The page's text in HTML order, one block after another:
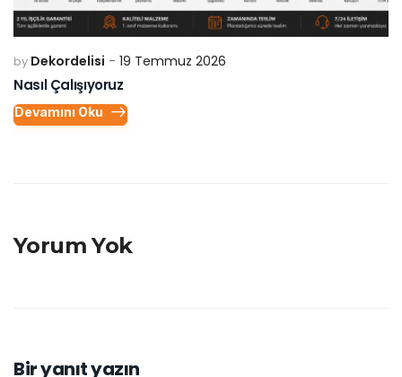
by Dekordelisi 19 Temmuz 2026
Nasıl Çalışıyoruz
Devamını Oku
Yorum Yok
Bir yanıt yazın